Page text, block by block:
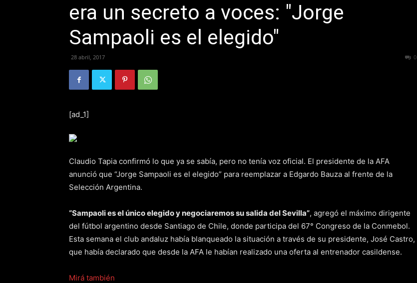
era un secreto a voces: "Jorge
Sampaoli es el elegido"
28 abril, 2017 0
[ad_1]
Claudio Tapia confirmó lo que ya se sabía, pero no tenía voz oficial. El presidente de la AFA
anunció que “Jorge Sampaoli es el elegido” para reemplazar a Edgardo Bauza al frente de la
Selección Argentina.
“Sampaoli es el único elegido y negociaremos su salida del Sevilla”, agregó el máximo dirigente
del fútbol argentino desde Santiago de Chile, donde participa del 67° Congreso de la Conmebol.
Esta semana el club andaluz había blanqueado la situación a través de su presidente, José Castro,
que había declarado que desde la AFA le habían realizado una oferta al entrenador casildense.
Mirá también